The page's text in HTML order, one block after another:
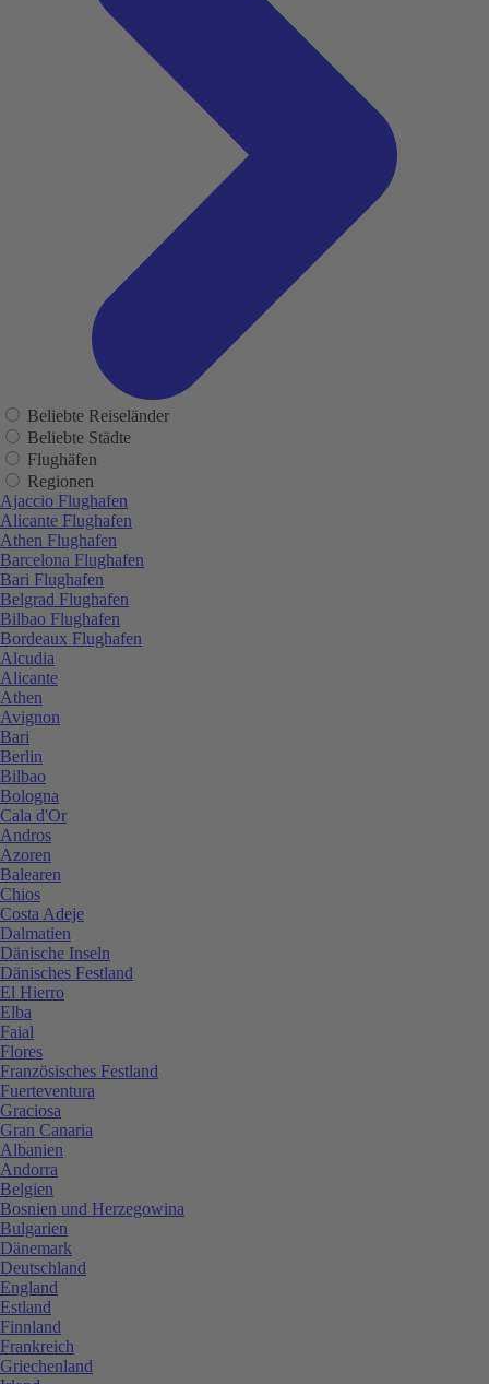
Beliebte Reiseländer
Beliebte Städte
Flughäfen
Regionen
Ajaccio Flughafen
Alicante Flughafen
Athen Flughafen
Barcelona Flughafen
Bari Flughafen
Belgrad Flughafen
Bilbao Flughafen
Bordeaux Flughafen
Alcudia
Alicante
Athen
Avignon
Bari
Berlin
Bilbao
Bologna
Cala d'Or
Andros
Azoren
Balearen
Chios
Costa Adeje
Dalmatien
Dänische Inseln
Dänisches Festland
El Hierro
Elba
Faial
Flores
Französisches Festland
Fuerteventura
Graciosa
Gran Canaria
Albanien
Andorra
Belgien
Bosnien und Herzegowina
Bulgarien
Dänemark
Deutschland
England
Estland
Finnland
Frankreich
Griechenland